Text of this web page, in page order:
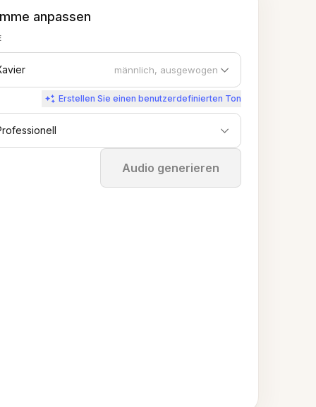
anpassen
männlich, ausgewogen
Erstellen Sie einen benutzerdefinierten Ton
Audio generieren
Stoppen